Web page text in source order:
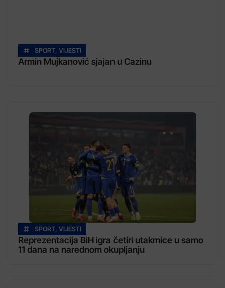
SPORT VIJESTI
Armin Mujkanović sjajan u Cazinu
SPORT VIJESTI
Reprezentacija BiH igra četiri utakmice u samo
11 dana na narednom okupljanju